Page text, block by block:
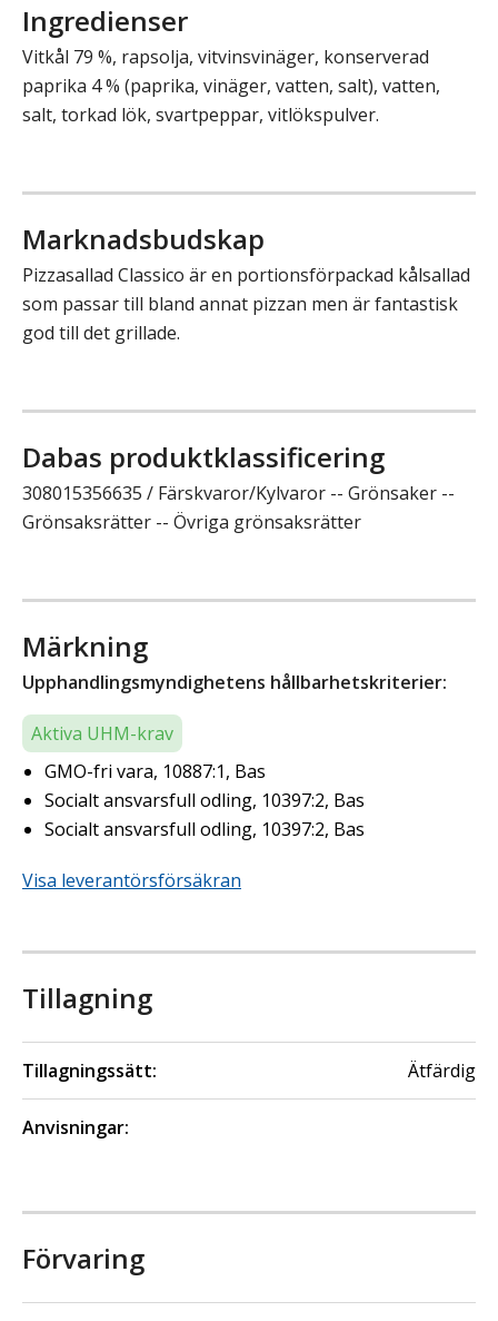
Ingredienser
Vitkål 79 %, rapsolja, vitvinsvinäger, konserverad
paprika 4 % (paprika, vinäger, vatten, salt), vatten,
salt, torkad lök, svartpeppar, vitlökspulver.
Marknadsbudskap
Pizzasallad Classico är en portionsförpackad kålsallad
som passar till bland annat pizzan men är fantastisk
god till det grillade.
Dabas produktklassificering
308015356635 / Färskvaror/Kylvaror -- Grönsaker --
Grönsaksrätter -- Övriga grönsaksrätter
Märkning
Upphandlingsmyndighetens hållbarhetskriterier:
Aktiva UHM-krav
GMO-fri vara, 10887:1, Bas
Socialt ansvarsfull odling, 10397:2, Bas
Socialt ansvarsfull odling, 10397:2, Bas
Visa leverantörsförsäkran
Tillagning
Tillagningssätt: Ätfärdig
Anvisningar:
Förvaring